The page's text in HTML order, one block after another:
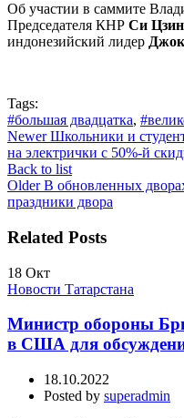
Об участии в саммите
Председателя КНР Си
индонезийский лидер
Tags:
#большая двадцатка,
Newer Школьники и
на электрички с 50%-й
Back to list
Older В обновленных
праздники двора
Related Posts
18 Окт
Новости Татарстана
Министр обороны
в США для
18.10.2022
Posted by superadmin